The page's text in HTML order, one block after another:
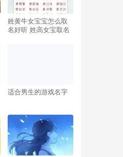
姓黄牛女宝宝怎么取
名好听 姓高女宝取名
适合男生的游戏名字